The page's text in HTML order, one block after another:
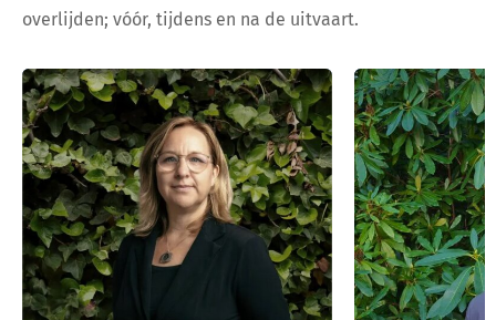
overlijden; vóór, tijdens en na de uitvaart.